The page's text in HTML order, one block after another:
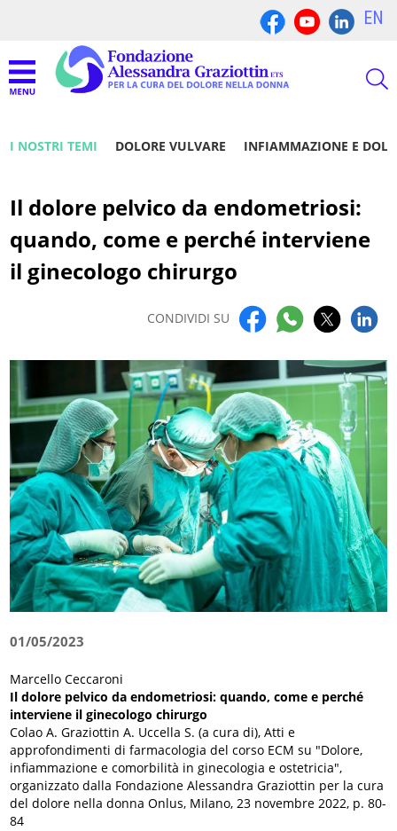
EN
I NOSTRI TEMI DOLORE VULVARE INFIAMMAZIONE E
Il dolore pelvico da endometriosi:
quando, come e perché interviene
il ginecologo chirurgo
CONDIVIDI SU
01/05/2023
Marcello Ceccaroni
Il dolore pelvico da endometriosi: quando, come e perché
interviene il ginecologo chirurgo
Colao A. Graziottin A. Uccella S. (a cura di), Atti e
approfondimenti di farmacologia del corso ECM su "Dolore,
infiammazione e comorbilità in ginecologia e ostetricia",
organizzato dalla Fondazione Alessandra Graziottin per la cura
del dolore nella donna Onlus, Milano, 23 novembre 2022, p. 80-
84